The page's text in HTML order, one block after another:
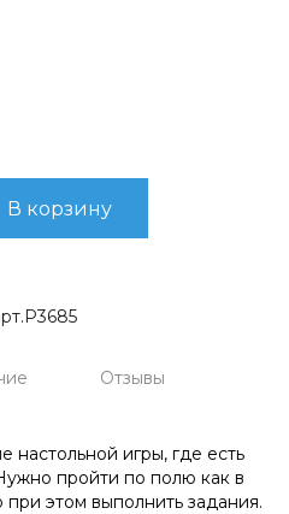
В корзину
Отзывы
игры, где есть
пройти по полю как в
этом выполнить задания.